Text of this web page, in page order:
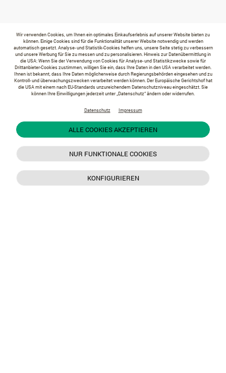
Wir verwenden Cookies, um Ihnen ein optimales Einkaufserlebnis auf unserer Website bieten zu
können. Einige Cookies sind für die Funktionalität unserer Website notwendig und werden
automatisch gesetzt. Analyse- und Statistik-Cookies helfen uns, unsere Seite stetig zu verbessern
und unsere Werbung für Sie zu messen und zu personalisieren. Hinweis zur Datenübermittlung in
die USA: Wenn Sie der Verwendung von Cookies für Analyse- und Statistikzwecke sowie für
Drittanbieter-Cookies zustimmen, willigen Sie ein, dass Ihre Daten in den USA verarbeitet werden.
Ihnen ist bekannt, dass Ihre Daten möglicherweise durch Regierungsbehörden eingesehen und zu
Kontroll- und überwachungszwecken verarbeitet werden können. Der Europäische Gerichtshof hat
die USA mit einem nach EU-Standards unzureichendem Datenschutzniveau eingeschätzt. Sie
können Ihre Einwilligungen jederzeit unter „Datenschutz“ ändern oder widerrufen.
Datenschutz Impressum
ALLE COOKIES AKZEPTIEREN
NUR FUNKTIONALE COOKIES
KONFIGURIEREN